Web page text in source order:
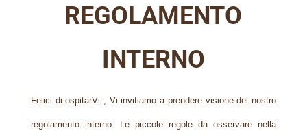
REGOLAMENTO
INTERNO
Felici di ospitarVi , Vi invitiamo a prendere visione del nostro
regolamento interno. Le piccole regole da osservare nella